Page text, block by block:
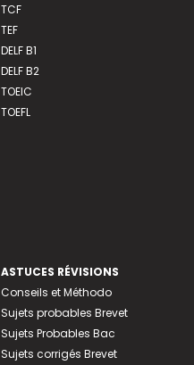
TCF
TEF
DELF B1
DELF B2
TOEIC
TOEFL
ASTUCES RÉVISIONS
Conseils et Méthodo
Sujets probables Brevet
Sujets Probables Bac
Sujets corrigés Brevet